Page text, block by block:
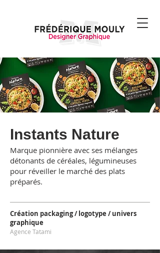
Instants Nature
Marque pionnière avec ses mélanges
détonants de céréales, légumineuses
pour réveiller le marché des plats
préparés.
Création packaging / logotype / univers
graphique
Agence Tatami